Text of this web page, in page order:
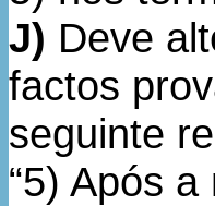
J) Deve
factos
seguinte
“5) Após